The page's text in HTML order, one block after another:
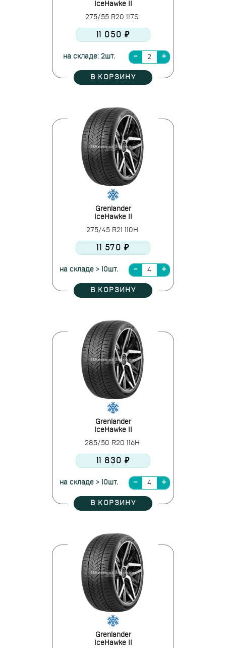
IceHawke II
275/55 R20 117S
11 050 ₽
на складе: 2шт.
В КОРЗИНУ
Grenlander
IceHawke II
275/45 R21 110H
11 570 ₽
на складе > 10шт.
В КОРЗИНУ
Grenlander
IceHawke II
285/50 R20 116H
11 830 ₽
на складе > 10шт.
В КОРЗИНУ
Grenlander
IceHawke II